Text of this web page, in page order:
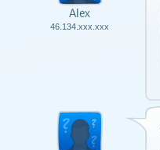
Alex
46.134.xxx.xxx